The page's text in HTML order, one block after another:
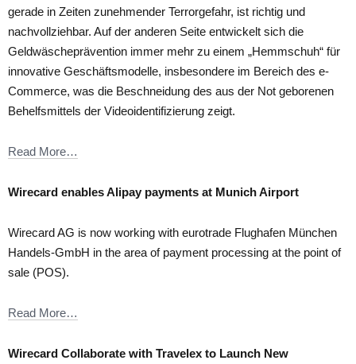
gerade in Zeiten zunehmender Terrorgefahr, ist richtig und
nachvollziehbar. Auf der anderen Seite entwickelt sich die
Geldwäscheprävention immer mehr zu einem „Hemmschuh“ für
innovative Geschäftsmodelle, insbesondere im Bereich des e-
Commerce, was die Beschneidung des aus der Not geborenen
Behelfsmittels der Videoidentifizierung zeigt.
Read More…
Wirecard enables Alipay payments at Munich Airport
Wirecard AG is now working with eurotrade Flughafen München
Handels-GmbH in the area of payment processing at the point of
sale (POS).
Read More…
Wirecard Collaborate with Travelex to Launch New